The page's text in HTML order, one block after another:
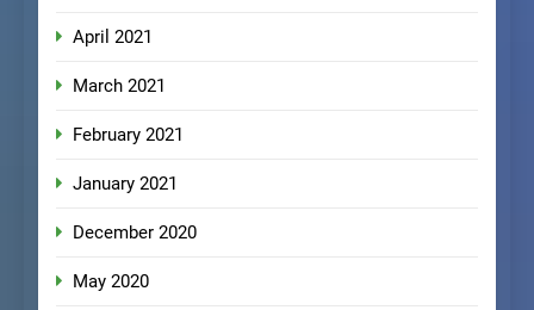
April 2021
March 2021
February 2021
January 2021
December 2020
May 2020